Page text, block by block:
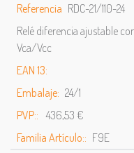
Referencia RDC-21/110-24
Relé diferencia ajustable
Vca/Vcc
EAN 13:
Embalaje: 24/1
PVP:: 436,53 €
Familia Artículo:: F9E